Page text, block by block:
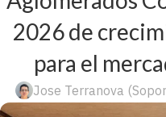
2026 de
para el
Jose Terranova